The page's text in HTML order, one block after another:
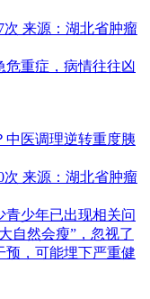
次 来源：湖北省肿瘤
危重症，病情往往凶
中医调理逆转重度胰
次 来源：湖北省肿瘤
青少年已出现相关问
自然会瘦”，忽视了
预，可能埋下严重健